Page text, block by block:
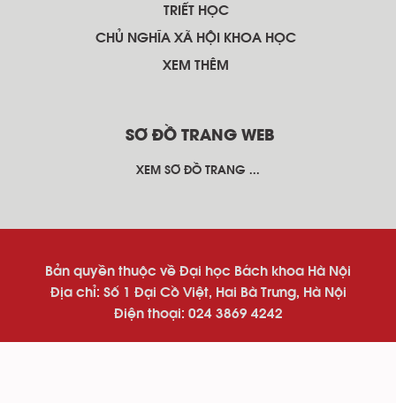
TRIẾT HỌC
CHỦ NGHĨA XÃ HỘI KHOA HỌC
XEM THÊM
SƠ ĐỒ TRANG WEB
XEM SƠ ĐỒ TRANG ...
Bản quyền thuộc về Đại học Bách khoa Hà Nội
Địa chỉ: Số 1 Đại Cồ Việt, Hai Bà Trưng, Hà Nội
Điện thoại: 024 3869 4242